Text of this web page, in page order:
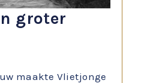
groter
maakte Vlietjonge